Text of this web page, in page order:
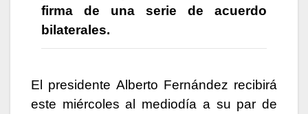
k er
firma de una serie de acuerdo
bilaterales.
El presidente Alberto Fernández recibirá
este miércoles al mediodía a su par de